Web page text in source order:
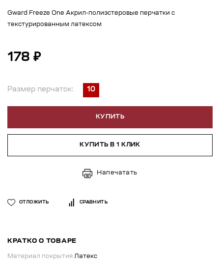
Gward Freeze One Акрил-полиэстеровые перчатки с
текстурированным латексом
178 ₽
Размер перчаток: 10
КУПИТЬ
КУПИТЬ В 1 КЛИК
Напечатать
ОТЛОЖИТЬ СРАВНИТЬ
КРАТКО О ТОВАРЕ
Материал покрытия Латекс